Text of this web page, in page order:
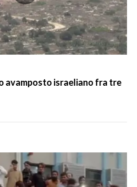
avamposto israeliano fra tre